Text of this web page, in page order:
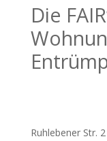
Die
Ruhlebener Str. 2